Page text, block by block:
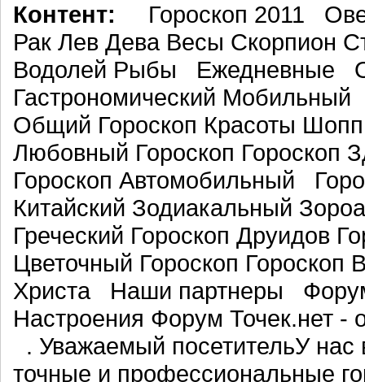
Контент: Гороскоп 2011
Рак Лев Дева Весы Скорпион
Водолей Рыбы Ежедневные
Гастрономический
Общий Гороскоп Красоты
Любовный Гороскоп Гороскоп
Гороскоп Автомобильный
Китайский Зодиакальный
Греческий Гороскоп Друидов
Цветочный Гороскоп Гороскоп
Христа Наши партнеры
Настроения Форум Точек.нет
. Уважаемый посетительУ
точные и профессиональные